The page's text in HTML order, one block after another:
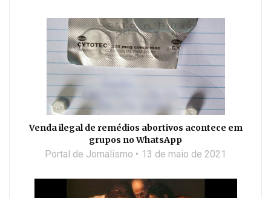
Venda ilegal de remédios abortivos acontece em
grupos no WhatsApp
Portal de Jornalismo 13 de maio de 2021